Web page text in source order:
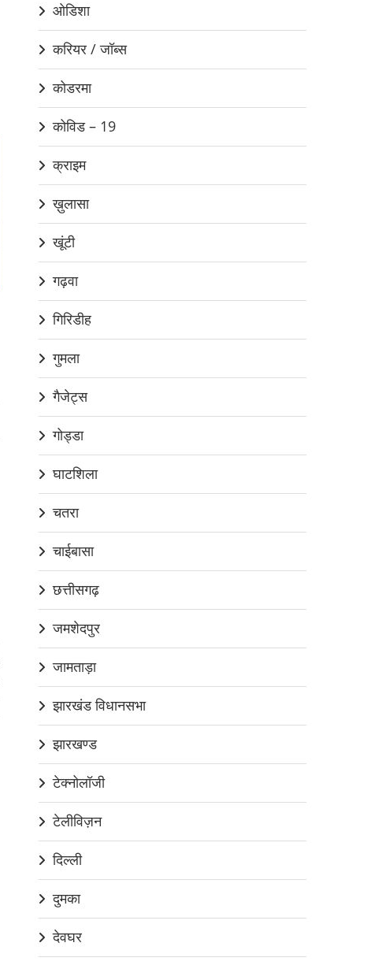
ओडिशा
करियर / जॉब्स
कोडरमा
कोविड – 19
क्राइम
ख़ुलासा
खूंटी
गढ़वा
गिरिडीह
गुमला
गैजेट्स
गोड्डा
घाटशिला
चतरा
चाईबासा
छत्तीसगढ़
जमशेदपुर
जामताड़ा
झारखंड विधानसभा
झारखण्ड
टेक्नोलॉजी
टेलीविज़न
दिल्ली
दुमका
देवघर